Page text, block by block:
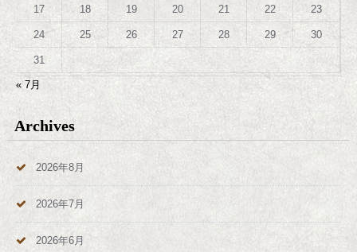
17 18 19 20 21 22 23
24 25 26 27 28 29 30
31
« 7月
Archives
2026年8月
2026年7月
2026年6月